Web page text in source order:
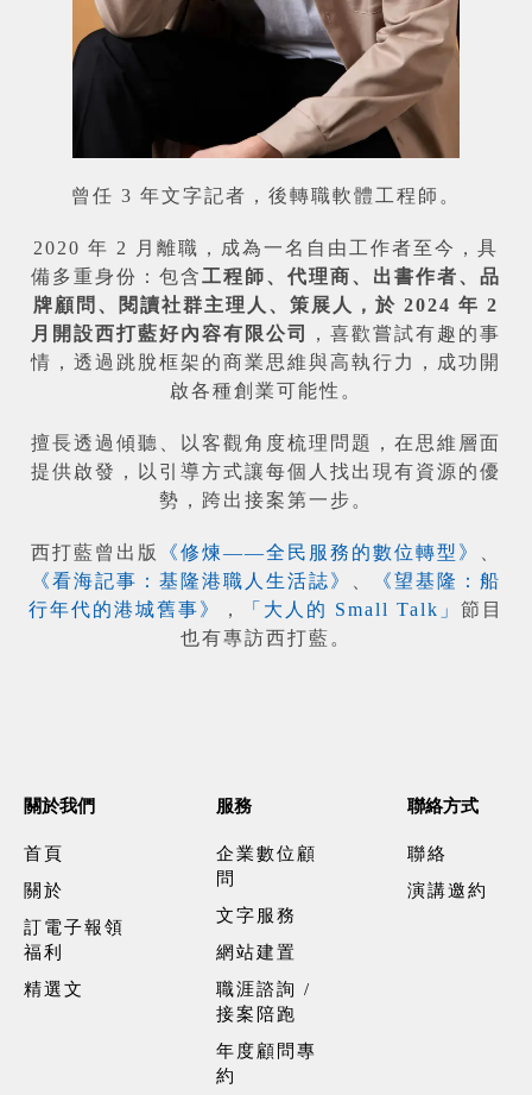
曾任 3 年文字記者，後轉職軟體工程師。
2020 年 2 月離職，成為一名自由工作者至今，具
備多重身份：包含工程師、代理商、出書作者、品
牌顧問、閱讀社群主理人、策展人，於 2024 年 2
月開設西打藍好內容有限公司
，喜歡嘗試有趣的事
情，透過跳脫框架的商業思維與高執行力，成功開
啟各種創業可能性。
擅長透過傾聽、以客觀角度梳理問題，在思維層面
提供啟發，以引導方式讓每個人找出現有資源的優
勢，跨出接案第一步。
西打藍曾出版 《修煉——全民服務的數位轉型》
《看海記事：基隆港職人生活誌》
《望基隆：船
行年代的港城舊事》
， 「大人的 Small Talk」 節目
也有專訪西打藍。
關於我們
首頁
關於
訂電子報領
福利
精選文
服務
企業數位顧
問
文字服務
網站建置
職涯諮詢 /
接案陪跑
年度顧問專
約
聯絡方式
聯絡
演講邀約